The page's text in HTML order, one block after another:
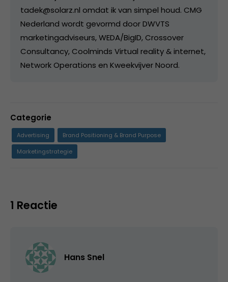
tadek@solarz.nl omdat ik van simpel houd. CMG
Nederland wordt gevormd door DWVTS
marketingadviseurs, WEDA/BigID, Crossover
Consultancy, Coolminds Virtual reality & internet,
Network Operations en Kweekvijver Noord.
Categorie
Advertising
Brand Positioning & Brand Purpose
Marketingstrategie
1 Reactie
Hans Snel